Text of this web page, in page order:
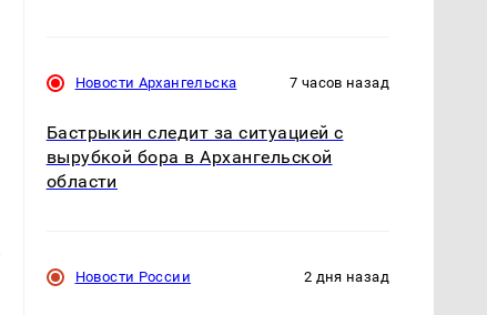
Новости Архангельска 7 часов назад
Бастрыкин следит за ситуацией с
вырубкой бора в Архангельской
области
Новости России 2 дня назад